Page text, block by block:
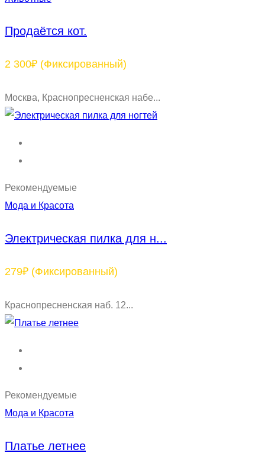
Продаётся кот.
2 300₽ (Фиксированный)
Москва, Краснопресненская набе...
Рекомендуемые
Мода и Красота
Электрическая пилка для н...
279₽ (Фиксированный)
Краснопресненская наб. 12...
Рекомендуемые
Мода и Красота
Платье летнее